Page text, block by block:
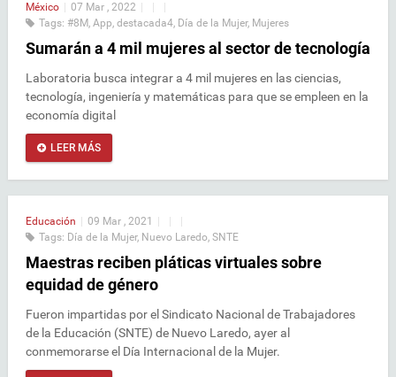
México 07 Mar , 2022
Tags: #8M, App, destacada4, Día de la Mujer, Mujeres
Sumarán a 4 mil mujeres al sector de tecnología
Laboratoria busca integrar a 4 mil mujeres en las ciencias,
tecnología, ingeniería y matemáticas para que se empleen en la
economía digital
LEER MÁS
Educación 09 Mar , 2021
Tags: Día de la Mujer, Nuevo Laredo, SNTE
Maestras reciben pláticas virtuales sobre
equidad de género
Fueron impartidas por el Sindicato Nacional de Trabajadores
de la Educación (SNTE) de Nuevo Laredo, ayer al
conmemorarse el Día Internacional de la Mujer.